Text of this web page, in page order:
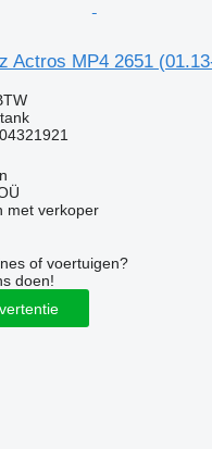
Actros MP4 2651
met verkoper
of voertuigen?
doen!